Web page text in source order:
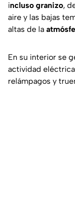
incluso granizo,
aire y las bajas
altas de la
En su interior se
actividad
relámpagos y